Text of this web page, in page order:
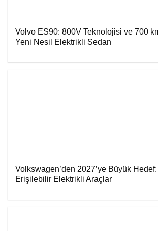
Volvo ES90: 800V Teknolojisi ve 700
Yeni Nesil Elektrikli Sedan
Volkswagen’den 2027’ye Büyük
Erişilebilir Elektrikli Araçlar